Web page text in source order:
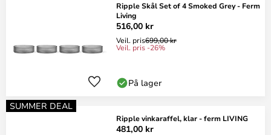
Ripple Skål Set of 4 Smoked Grey - Ferm
Living
516,00 kr
Veil. pris699,00 kr
Veil. pris -26%
På lager
SUMMER DEAL
Ripple vinkaraffel, klar - ferm LIVING
481,00 kr